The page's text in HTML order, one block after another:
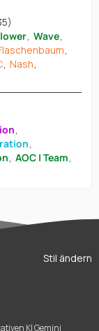
)
Wave
Nash
AOC | Team
Stil ändern
KI Gemini